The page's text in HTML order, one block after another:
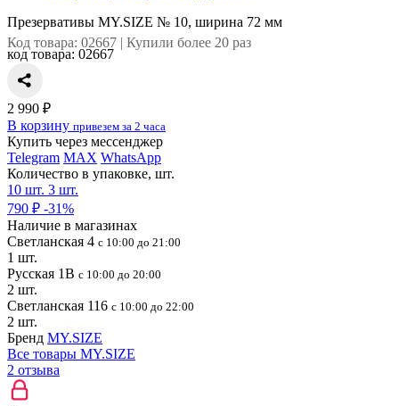
Презервативы MY.SIZE № 10, ширина 72 мм
Код товара: 02667 | Купили более 20 раз
код товара: 02667
2 990 ₽
В корзину привезем за 2 часа
Купить через мессенджер
Telegram MAX WhatsApp
Количество в упаковке, шт.
10 шт. 3 шт.
790 ₽ -31%
Наличие в магазинах
Светланская 4 с 10:00 до 21:00
1 шт.
Русская 1В с 10:00 до 20:00
2 шт.
Светланская 116 с 10:00 до 22:00
2 шт.
Бренд MY.SIZE
Все товары MY.SIZE
2 отзыва